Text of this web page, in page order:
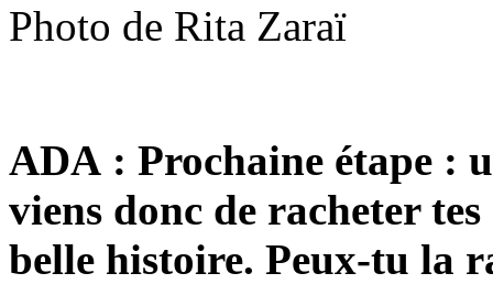
Photo de Rita Zaraï
ADA : Prochaine étape :
viens donc de racheter
belle histoire. Peux-tu la